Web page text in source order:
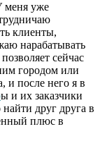
меня уже
клиенты,
нарабатывать
сейчас
городом или
и после него я в
ы и их заказчики
друг друга в
плюс в